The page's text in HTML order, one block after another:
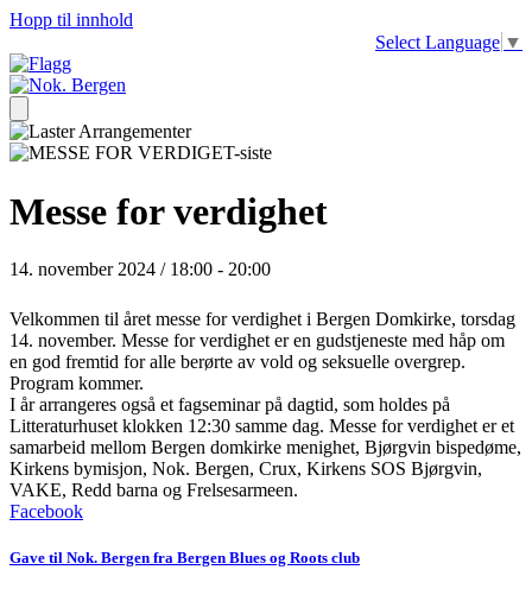
Hopp til innhold
Select Language ▼
Messe for verdighet
14. november 2024 / 18:00 - 20:00
Velkommen til året messe for verdighet i Bergen Domkirke, torsdag
14. november. Messe for verdighet er en gudstjeneste med håp om
en god fremtid for alle berørte av vold og seksuelle overgrep.
Program kommer.
I år arrangeres også et fagseminar på dagtid, som holdes på
Litteraturhuset klokken 12:30 samme dag. Messe for verdighet er et
samarbeid mellom Bergen domkirke menighet, Bjørgvin bispedøme,
Kirkens bymisjon, Nok. Bergen, Crux, Kirkens SOS Bjørgvin,
VAKE, Redd barna og Frelsesarmeen.
Facebook
Gave til Nok. Bergen fra Bergen Blues og Roots club